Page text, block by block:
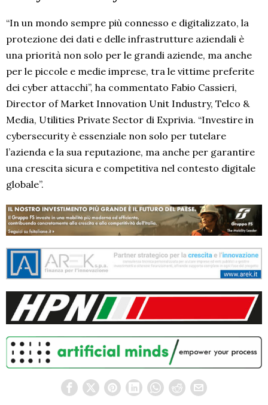
“In un mondo sempre più connesso e digitalizzato, la
protezione dei dati e delle infrastrutture aziendali è
una priorità non solo per le grandi aziende, ma anche
per le piccole e medie imprese, tra le vittime preferite
dei cyber attacchi”, ha commentato Fabio Cassieri,
Director of Market Innovation Unit Industry, Telco &
Media, Utilities Private Sector di Exprivia. “Investire in
cybersecurity è essenziale non solo per tutelare
l’azienda e la sua reputazione, ma anche per garantire
una crescita sicura e competitiva nel contesto digitale
globale”.